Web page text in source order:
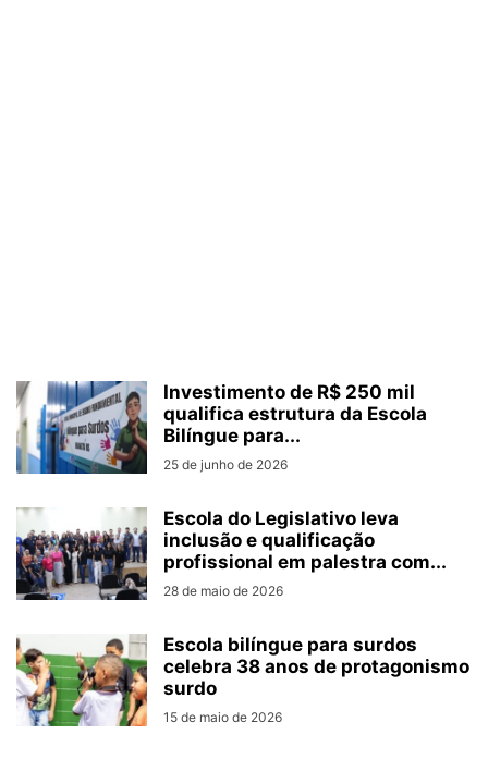
Investimento de R$ 250 mil
qualifica estrutura da Escola
Bilíngue para...
25 de junho de 2026
Escola do Legislativo leva
inclusão e qualificação
profissional em palestra com...
28 de maio de 2026
Escola bilíngue para surdos
celebra 38 anos de protagonismo
surdo
15 de maio de 2026